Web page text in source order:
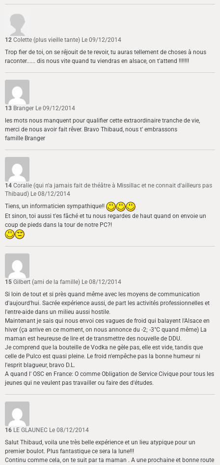
12 Colette (plus vieille tante) Le 09/12/2014
Trop fier de toi, on se réjouit de te revoir, tu auras tellement de choses à nous
raconter...... dis nous vite quand tu viendras en alsace, on t'attend !!!!!!!
13 Branger Le 09/12/2014
les mots nous manquent pour qualifier cette extraordinaire tranche de vie,
merci de nous avoir fait rêver. Bravo Thibaud, nous t' embrassons
famille Branger
14 Coralie (qui n'a jamais fait de théâtre à Missillac et ne connait d'ailleurs pas
Thibaud) Le 08/12/2014
Tiens, un informaticien sympathique!!
Et sinon, toi aussi t'es fâché et tu nous regardes de haut quand on envoie un
coup de pieds dans la tour de notre PC?!
15 Gilbert (ami de la famille) Le 08/12/2014
Si loin de tout et si près quand même avec les moyens de communication
d'aujourd'hui. Sacrée expérience aussi, de part les activités professionnelles et
l'entre-aide dans un milieu aussi hostile.
Maintenant je sais qui nous envoi ces vagues de froid qui balayent l'Alsace en
hiver (ça arrive en ce moment, on nous annonce du -2; -3°C quand même) La
maman est heureuse de lire et de transmettre des nouvelle de DDU.
Je comprend que la bouteille de Vodka ne gèle pas, elle est vide, tandis que
celle de Pulco est quasi pleine. Le froid n'empêche pas la bonne humeur ni
l'esprit blagueur, bravo D.L.
A quand l' OSC en France: O comme Obligation de Service Civique pour tous les
jeunes qui ne veulent pas travailler ou faire des d'études.
16 LE GLAUNEC Le 08/12/2014
Salut Thibaud, voila une très belle expérience et un lieu atypique pour un
premier boulot. Plus fantastique ce sera la lune!!!
Continu comme cela, on te suit par ta maman . A une prochaine et bonne route